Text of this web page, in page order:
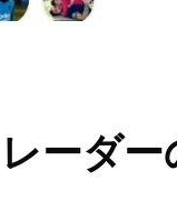
ーダ